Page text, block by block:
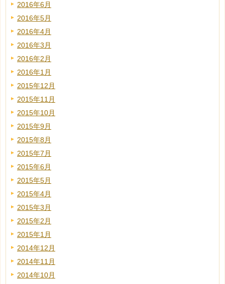
2016年6月
2016年5月
2016年4月
2016年3月
2016年2月
2016年1月
2015年12月
2015年11月
2015年10月
2015年9月
2015年8月
2015年7月
2015年6月
2015年5月
2015年4月
2015年3月
2015年2月
2015年1月
2014年12月
2014年11月
2014年10月